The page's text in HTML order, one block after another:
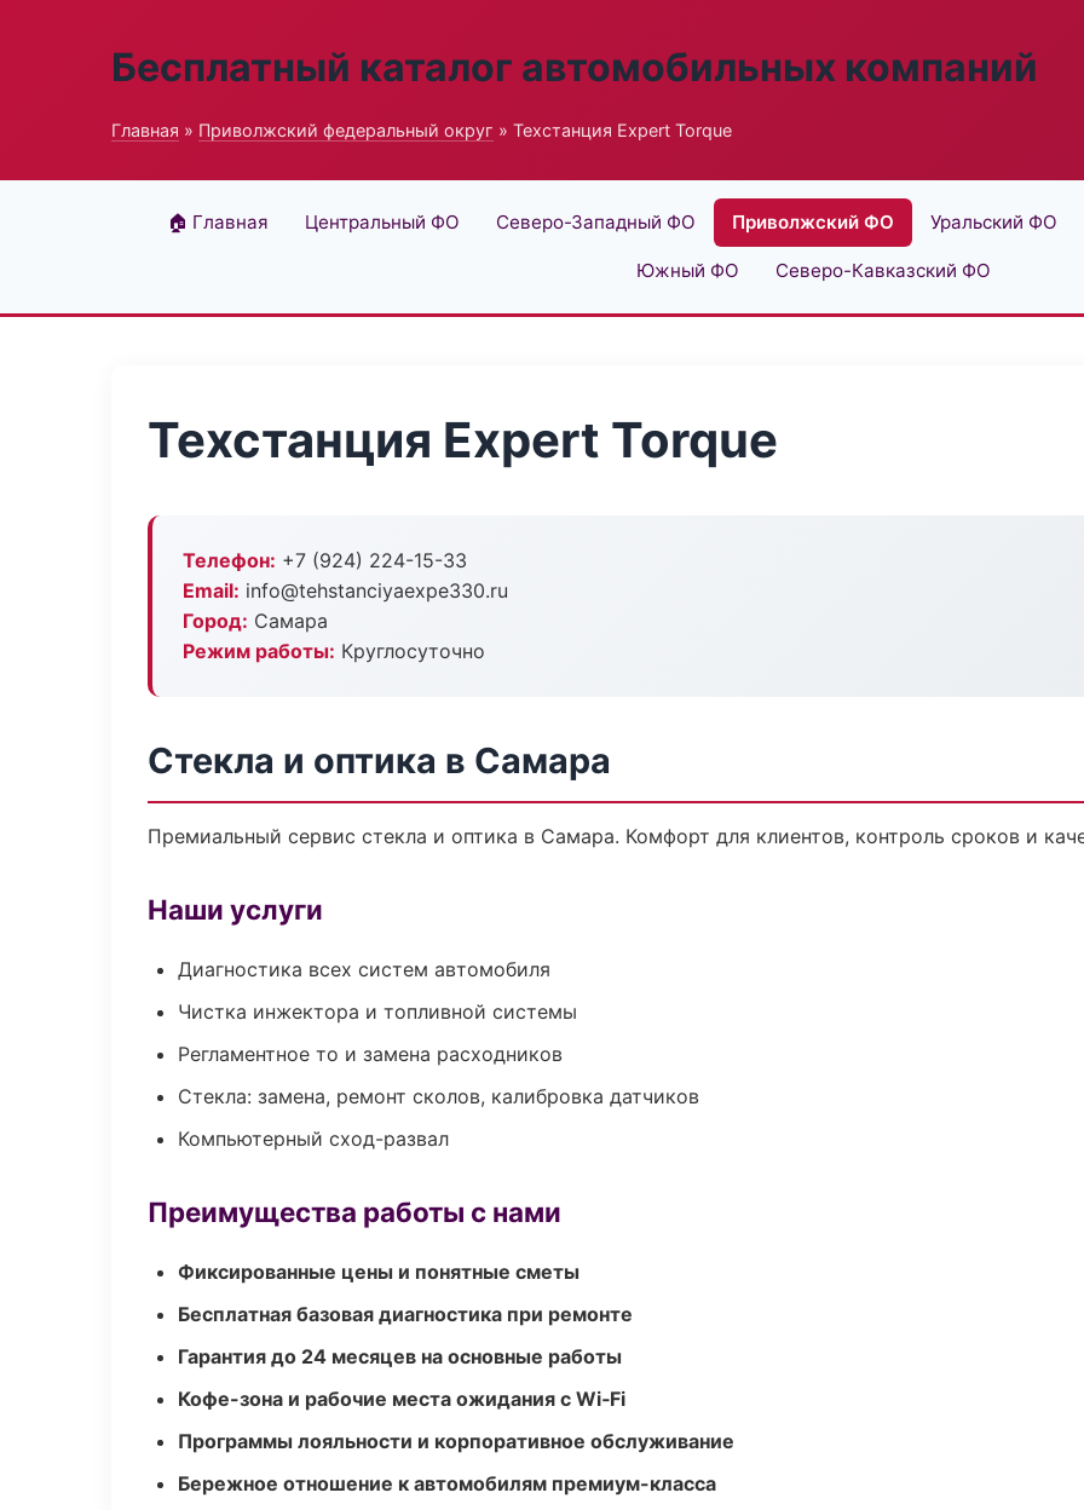
Бесплатный каталог автомобильных компаний
Главная » Приволжский федеральный округ » Техстанция Expert Torque
🏠 Главная Центральный ФО Северо-Западный ФО Приволжский ФО Уральский ФО
Южный ФО Северо-Кавказский ФО
Техстанция Expert Torque
Телефон: +7 (924) 224-15-33
Email: info@tehstanciyaexpe330.ru
Город: Самара
Режим работы: Круглосуточно
Стекла и оптика в Самара
Премиальный сервис стекла и оптика в Самара. Комфорт для клиентов, контроль сроков и
Наши услуги
Диагностика всех систем автомобиля
Чистка инжектора и топливной системы
Регламентное то и замена расходников
Стекла: замена, ремонт сколов, калибровка датчиков
Компьютерный сход-развал
Преимущества работы с нами
Фиксированные цены и понятные сметы
Бесплатная базовая диагностика при ремонте
Гарантия до 24 месяцев на основные работы
Кофе-зона и рабочие места ожидания с Wi‑Fi
Программы лояльности и корпоративное обслуживание
Бережное отношение к автомобилям премиум-класса